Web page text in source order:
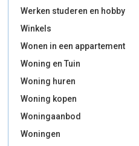
Werken studeren en hobby
Winkels
Wonen in een appartement
Woning en Tuin
Woning huren
Woning kopen
Woningaanbod
Woningen